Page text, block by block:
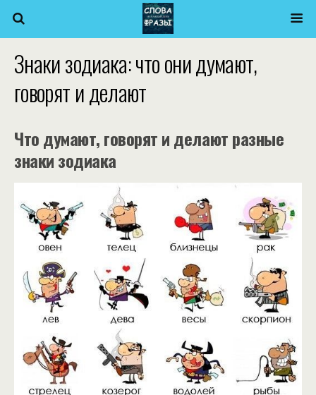
Знаки зодиака: что они думают,
говорят и делают
Что думают, говорят и делают разные
знаки зодиака